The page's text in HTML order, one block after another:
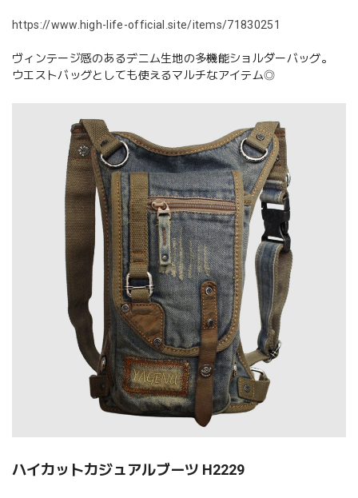
https://www.high-life-official.site/items/71830251
ヴィンテージ感のあるデニム生地の多機能ショルダーバッグ。
ウエストバッグとしても使えるマルチなアイテム◎
ハイカットカジュアルブーツ H2229